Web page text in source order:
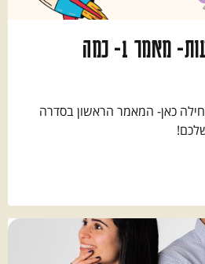
מ-0 ל-100 בהשקעות- מאמר 1- כמה
להשקעות מ-0 מתחילה כאן- המאמר הראשון בסדרה